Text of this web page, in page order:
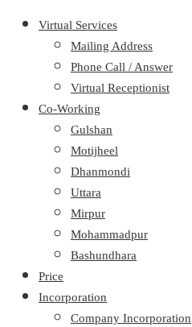
Virtual Services
Mailing Address
Phone Call / Answer
Virtual Receptionist
Co-Working
Gulshan
Motijheel
Dhanmondi
Uttara
Mirpur
Mohammadpur
Bashundhara
Price
Incorporation
Company Incorporation